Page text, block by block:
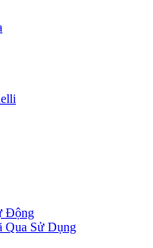
Động
Qua Sử Dụng